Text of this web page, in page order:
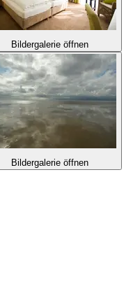
Bildergalerie öffnen
Bildergalerie öffnen